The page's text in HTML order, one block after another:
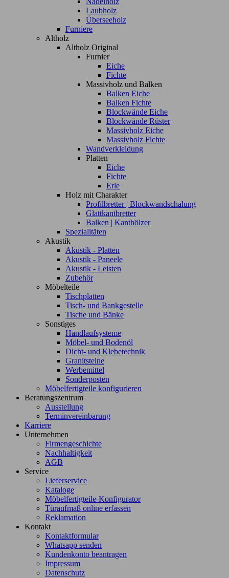
Laubholz
Überseeholz
Furniere
Altholz
Altholz Original
Furnier
Eiche
Fichte
Massivholz und Balken
Balken Eiche
Balken Fichte
Blockwände Eiche
Blockwände Rüster
Massivholz Eiche
Massivholz Fichte
Wandverkleidung
Platten
Eiche
Fichte
Erle
Holz mit Charakter
Profilbretter | Blockwandschalung
Glattkantbretter
Balken | Kanthölzer
Spezialitäten
Akustik
Akustik - Platten
Akustik - Paneele
Akustik - Leisten
Zubehör
Möbelteile
Tischplatten
Tisch- und Bankgestelle
Tische und Bänke
Sonstiges
Handlaufsysteme
Möbel- und Bodenöl
Dicht- und Klebetechnik
Granitsteine
Werbemittel
Sonderposten
Möbelfertigteile konfigurieren
Beratungszentrum
Ausstellung
Terminvereinbarung
Karriere
Unternehmen
Firmengeschichte
Nachhaltigkeit
AGB
Service
Lieferservice
Kataloge
Möbelfertigteile-Konfigurator
Türaufmaß online erfassen
Reklamation
Kontakt
Kontaktformular
Whatsapp senden
Kundenkonto beantragen
Impressum
Datenschutz